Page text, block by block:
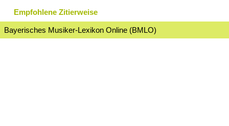
Empfohlene Zitierweise
Bayerisches Musiker-Lexikon Online (BMLO)